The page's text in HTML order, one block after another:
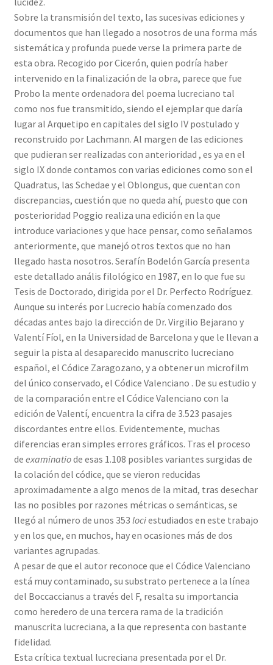
Sobre la transmisión del texto, las sucesivas ediciones y
documentos que han llegado a nosotros de una forma más
sistemática y profunda puede verse la primera parte de
esta obra. Recogido por Cicerón, quien podría haber
intervenido en la finalización de la obra, parece que fue
Probo la mente ordenadora del poema lucreciano tal
como nos fue transmitido, siendo el ejemplar que daría
lugar al Arquetipo en capitales del siglo IV postulado y
reconstruido por Lachmann. Al margen de las ediciones
que pudieran ser realizadas con anterioridad , es ya en el
siglo IX donde contamos con varias ediciones como son el
Quadratus, las Schedae y el Oblongus, que cuentan con
discrepancias, cuestión que no queda ahí, puesto que con
posterioridad Poggio realiza una edición en la que
introduce variaciones y que hace pensar, como señalamos
anteriormente, que manejó otros textos que no han
llegado hasta nosotros. Serafín Bodelón García presenta
este detallado anális filológico en 1987, en lo que fue su
Tesis de Doctorado, dirigida por el Dr. Perfecto Rodríguez.
Aunque su interés por Lucrecio había comenzado dos
décadas antes bajo la dirección de Dr. Virgilio Bejarano y
Valentí Fíol, en la Universidad de Barcelona y que le llevan a
seguir la pista al desaparecido manuscrito lucreciano
español, el Códice Zaragozano, y a obtener un microfilm
del único conservado, el Códice Valenciano . De su estudio y
de la comparación entre el Códice Valenciano con la
edición de Valentí, encuentra la cifra de 3.523 pasajes
discordantes entre ellos. Evidentemente, muchas
diferencias eran simples errores gráficos. Tras el proceso
de examinatiode esas 1.108 posibles variantes surgidas de
la colación del códice, que se vieron reducidas
aproximadamente a algo menos de la mitad, tras desechar
las no posibles por razones métricas o semánticas, se
llegó al número de unos 353 lociestudiados en este trabajo
y en los que, en muchos, hay en ocasiones más de dos
variantes agrupadas.
A pesar de que el autor reconoce que el Códice Valenciano
está muy contaminado, su substrato pertenece a la línea
del Boccaccianus a través del F, resalta su importancia
como heredero de una tercera rama de la tradición
manuscrita lucreciana, a la que representa con bastante
fidelidad.
Esta crítica textual lucreciana presentada por el Dr.